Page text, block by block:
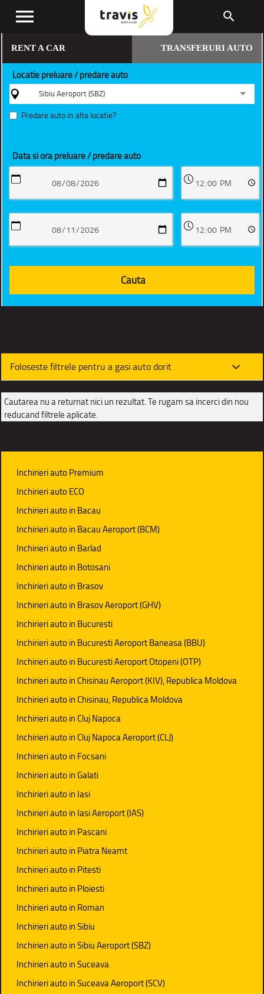
menu search
RENT A CAR TRANSFERURI AUTO
Locatie preluare / predare auto
Sibiu Aeroport (SBZ)
Predare auto in alta locatie?
Data si ora preluare / predare auto
Foloseste filtrele pentru a gasi auto dorit
Cautarea nu a returnat nici un rezultat. Te rugam sa incerci din nou
reducand filtrele aplicate.
Inchirieri auto Premium
Inchirieri auto ECO
Inchirieri auto in Bacau
Inchirieri auto in Bacau Aeroport (BCM)
Inchirieri auto in Barlad
Inchirieri auto in Botosani
Inchirieri auto in Brasov
Inchirieri auto in Brasov Aeroport (GHV)
Inchirieri auto in Bucuresti
Inchirieri auto in Bucuresti Aeroport Baneasa (BBU)
Inchirieri auto in Bucuresti Aeroport Otopeni (OTP)
Inchirieri auto in Chisinau Aeroport (KIV), Republica Moldova
Inchirieri auto in Chisinau, Republica Moldova
Inchirieri auto in Cluj Napoca
Inchirieri auto in Cluj Napoca Aeroport (CLJ)
Inchirieri auto in Focsani
Inchirieri auto in Galati
Inchirieri auto in Iasi
Inchirieri auto in Iasi Aeroport (IAS)
Inchirieri auto in Pascani
Inchirieri auto in Piatra Neamt
Inchirieri auto in Pitesti
Inchirieri auto in Ploiesti
Inchirieri auto in Roman
Inchirieri auto in Sibiu
Inchirieri auto in Sibiu Aeroport (SBZ)
Inchirieri auto in Suceava
Inchirieri auto in Suceava Aeroport (SCV)